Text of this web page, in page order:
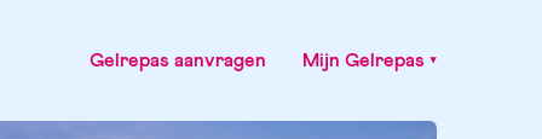
Gelrepas aanvragen Mijn Gelrepas